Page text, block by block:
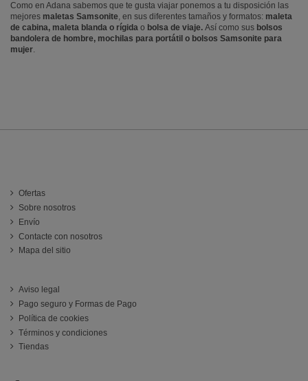
Como en Adana sabemos que te gusta viajar ponemos a tu disposición las
mejores maletas Samsonite, en sus diferentes tamaños y formatos: maleta
de cabina, maleta blanda o rígida o bolsa de viaje. Así como sus bolsos
bandolera de hombre, mochilas para portátil o bolsos Samsonite para
mujer.
Ofertas
Sobre nosotros
Envío
Contacte con nosotros
Mapa del sitio
Aviso legal
Pago seguro y Formas de Pago
Política de cookies
Términos y condiciones
Tiendas